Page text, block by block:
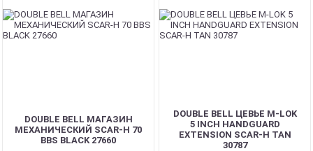
DOUBLE BELL МАГАЗИН
МЕХАНИЧЕСКИЙ SCAR-H 70
BBS BLACK 27660
DOUBLE BELL ЦЕВЬЕ M-LOK
5 INCH HANDGUARD
EXTENSION SCAR-H TAN
30787